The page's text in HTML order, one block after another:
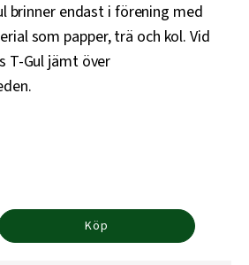
brinner endast i förening med
som papper, trä och kol. Vid
T-Gul jämt över
Köp